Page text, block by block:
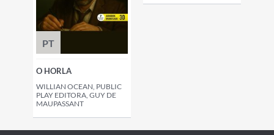
PT
O HORLA
WILLIAN OCEAN, PUBLIC
PLAY EDITORA, GUY DE
MAUPASSANT